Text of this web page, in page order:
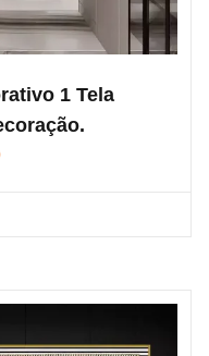
1 Tela
na Amazon